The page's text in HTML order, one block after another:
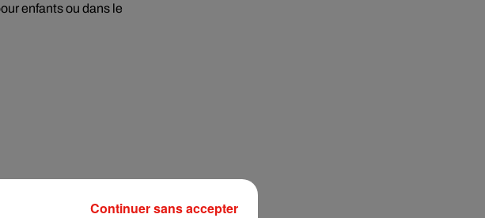
enfants ou dans le
à l'université
Continuer sans accepter